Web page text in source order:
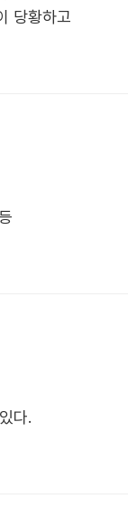
당황하고
다.